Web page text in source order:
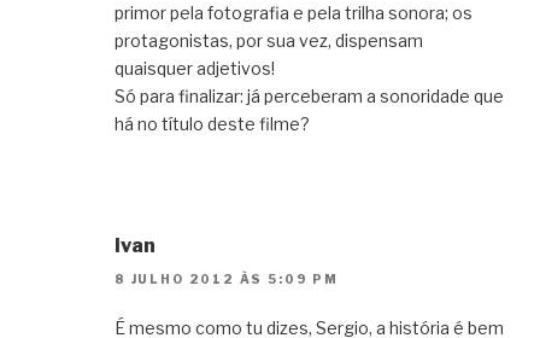
primor pela fotografia e pela trilha sonora; os
protagonistas, por sua vez, dispensam
quaisquer adjetivos!
Só para finalizar: já perceberam a sonoridade que
há no título deste filme?
Ivan
8 JULHO 2012 ÀS 5:09 PM
É mesmo como tu dizes, Sergio, a história é bem